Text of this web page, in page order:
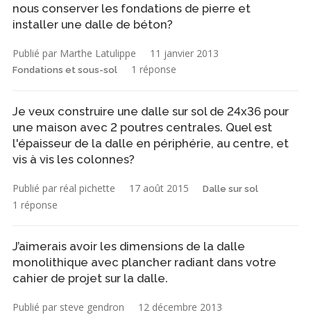
nous conserver les fondations de pierre et
installer une dalle de béton?
Publié par Marthe Latulippe 11 janvier 2013
Fondations et sous-sol 1 réponse
Je veux construire une dalle sur sol de 24x36 pour
une maison avec 2 poutres centrales. Quel est
l'épaisseur de la dalle en périphérie, au centre, et
vis à vis les colonnes?
Publié par réal pichette 17 août 2015 Dalle sur sol
1 réponse
J’aimerais avoir les dimensions de la dalle
monolithique avec plancher radiant dans votre
cahier de projet sur la dalle.
Publié par steve gendron 12 décembre 2013